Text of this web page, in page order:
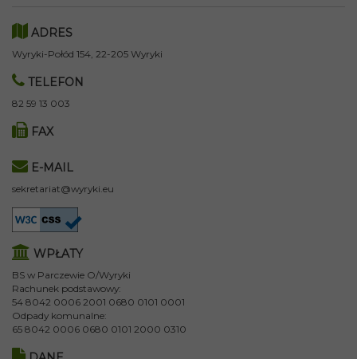
ADRES
Wyryki-Połód 154, 22-205 Wyryki
TELEFON
82 59 13 003
FAX
E-MAIL
sekretariat@wyryki.eu
WPŁATY
BS w Parczewie O/Wyryki
Rachunek podstawowy:
54 8042 0006 2001 0680 0101 0001
Odpady komunalne:
65 8042 0006 0680 0101 2000 0310